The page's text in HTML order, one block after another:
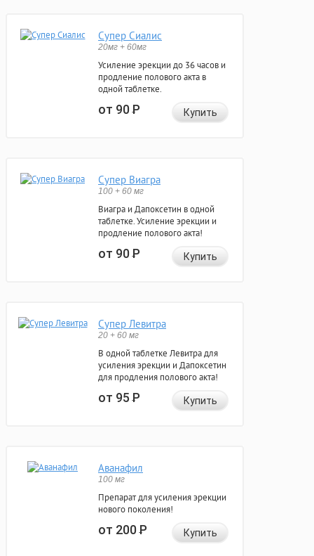
Супер Сиалис
20мг + 60мг
Усиление эрекции до 36 часов и
продление полового акта в
одной таблетке.
от 90Р Купить
Супер Виагра
100 + 60 мг
Виагра и Дапоксетин в одной
таблетке. Усиление эрекции и
продление полового акта!
от 90Р Купить
Супер Левитра
20 + 60 мг
В одной таблетке Левитра для
усиления эрекции и Дапоксетин
для продления полового акта!
от 95Р Купить
Аванафил
100 мг
Препарат для усиления эрекции
нового поколения!
от 200Р Купить